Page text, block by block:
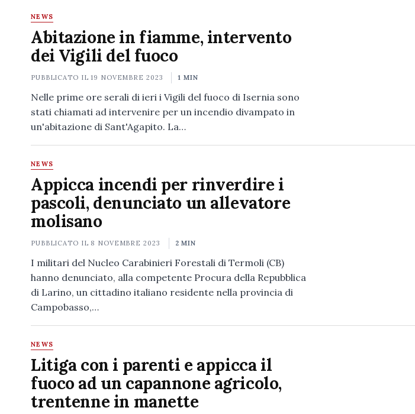
NEWS
Abitazione in fiamme, intervento
dei Vigili del fuoco
PUBBLICATO IL19 NOVEMBRE 2023 1 MIN
Nelle prime ore serali di ieri i Vigili del fuoco di Isernia sono
stati chiamati ad intervenire per un incendio divampato in
un'abitazione di Sant'Agapito. La…
NEWS
Appicca incendi per rinverdire i
pascoli, denunciato un allevatore
molisano
PUBBLICATO IL 8 NOVEMBRE 2023 2 MIN
I militari del Nucleo Carabinieri Forestali di Termoli (CB)
hanno denunciato, alla competente Procura della Repubblica
di Larino, un cittadino italiano residente nella provincia di
Campobasso,…
NEWS
Litiga con i parenti e appicca il
fuoco ad un capannone agricolo,
trentenne in manette